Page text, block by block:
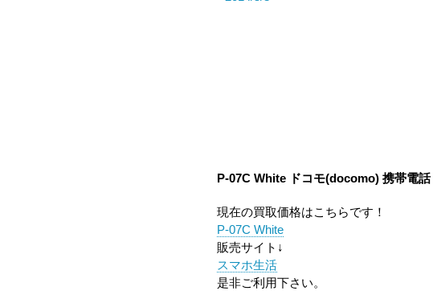
P-07C White ドコモ(docomo) 携帯電話
現在の買取価格はこちらです！
P-07C White
販売サイト↓
スマホ生活
是非ご利用下さい。